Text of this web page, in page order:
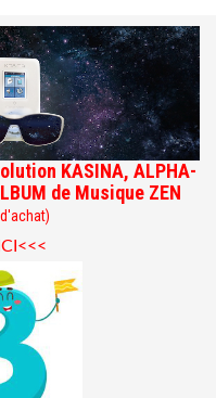
KASINA, ALPHA-
de Musique ZEN